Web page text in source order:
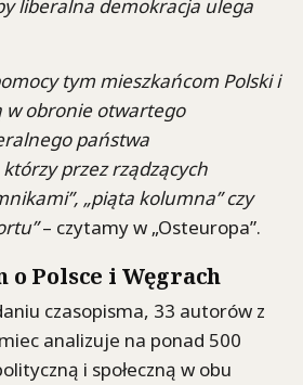
liberalna demokracja ulega
tym mieszkańcom Polski i
w obronie otwartego
państwa
przez rządzących
„piąta kolumna” czy
– czytamy w „Osteuropa”.
o Polsce i Węgrach
czasopisma, 33 autorów z
analizuje na ponad 500
i społeczną w obu